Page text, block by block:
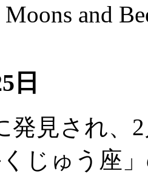
and
日
発見され、
くじゅう座